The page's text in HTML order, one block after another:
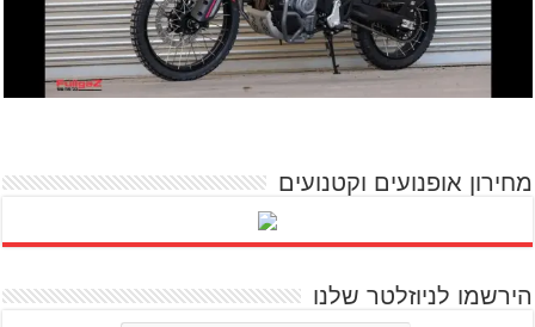
מחירון אופנועים וקטנועים
הירשמו לניוזלטר שלנו